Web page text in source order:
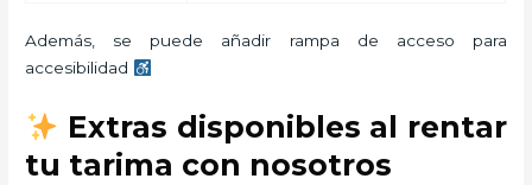
Además, se puede añadir rampa de acceso para
accesibilidad
Extras disponibles al rentar
tu tarima con nosotros